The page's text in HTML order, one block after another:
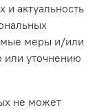
и актуальность
меры и/или
или уточнению
не может